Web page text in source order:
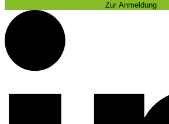
Zur Anmeldung